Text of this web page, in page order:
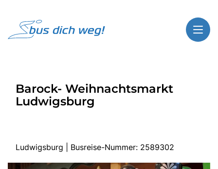
Highlights
Service
Barock- Weihnachtsmarkt
Ludwigsburg
Ludwigsburg | Busreise-Nummer: 2589302